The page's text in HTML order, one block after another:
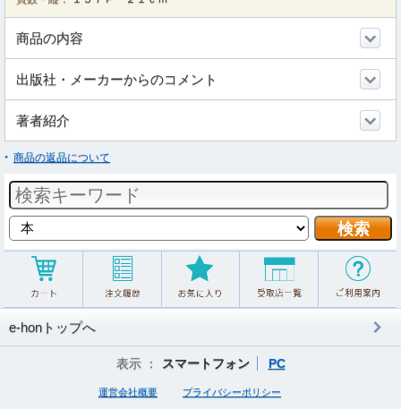
商品の内容
出版社・メーカーからのコメント
著者紹介
商品の返品について
e-honトップへ
表示 ： スマートフォン PC
運営会社概要 プライバシーポリシー